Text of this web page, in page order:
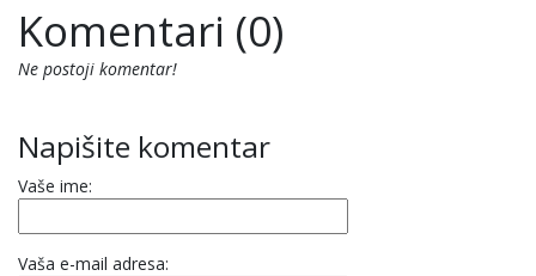
Komentari (0)
Ne postoji komentar!
Napišite komentar
Vaše ime:
Vaša e-mail adresa: